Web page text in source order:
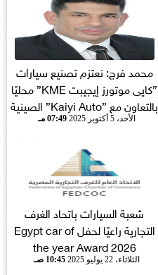
محمد فرج: نعتزم تصنيع سيارات
”كايى موتورز إيجيبت KME” محليًا
بالتعاون مع ”Kaiyi Auto” الصينية
الأحد، 5 أكتوبر 2025 07:49 مـ
شعبة السيارات باتحاد الغرف
التجارية راعيًا لحفل Egypt car of
the year Award 2026
الثلاثاء، 22 يوليو 2025 10:45 صـ